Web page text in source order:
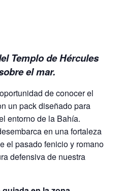
Templo de Hércules
el mar.
de conocer el
un pack diseñado para
entorno de la Bahía.
en una fortaleza
el pasado fenicio y romano
defensiva de nuestra